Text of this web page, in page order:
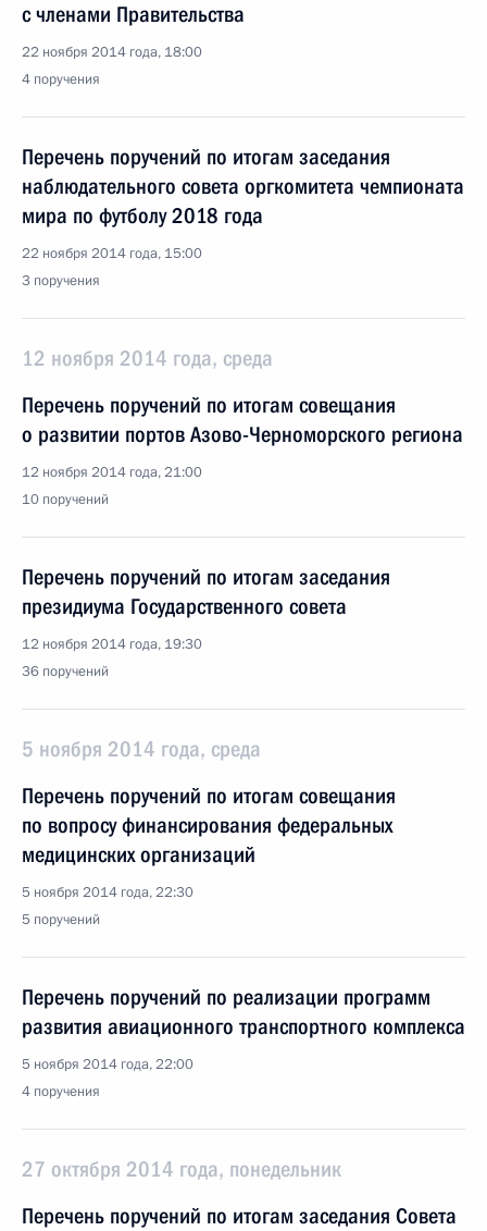
с членами Правительства
22 ноября 2014 года, 18:00
4 поручения
Перечень поручений по итогам заседания
наблюдательного совета оргкомитета чемпионата
мира по футболу 2018 года
22 ноября 2014 года, 15:00
3 поручения
12 ноября 2014 года, среда
Перечень поручений по итогам совещания
о развитии портов Азово-Черноморского региона
12 ноября 2014 года, 21:00
10 поручений
Перечень поручений по итогам заседания
президиума Государственного совета
12 ноября 2014 года, 19:30
36 поручений
5 ноября 2014 года, среда
Перечень поручений по итогам совещания
по вопросу финансирования федеральных
медицинских организаций
5 ноября 2014 года, 22:30
5 поручений
Перечень поручений по реализации программ
развития авиационного транспортного комплекса
5 ноября 2014 года, 22:00
4 поручения
27 октября 2014 года, понедельник
Перечень поручений по итогам заседания Совета